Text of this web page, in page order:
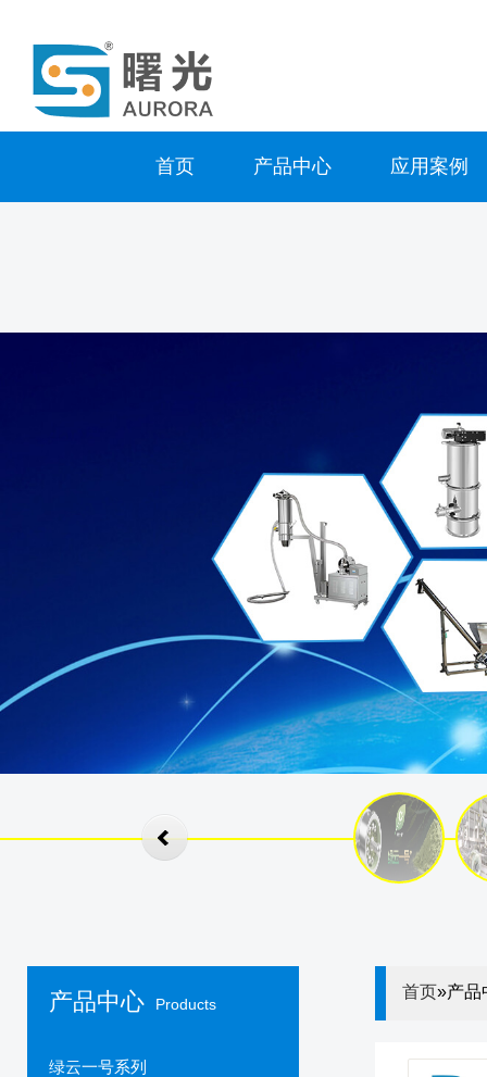
首页 产品中心 应用案例
产品中心 Products
首页»产品
绿云一号系列